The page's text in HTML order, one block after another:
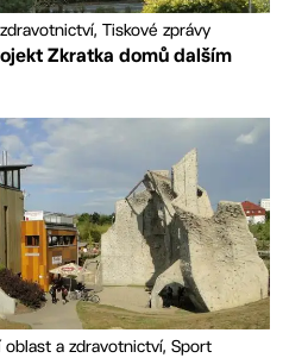
Tiskové zprávy
Zkratka domů dalším
oblast a zdravotnictví, Sport